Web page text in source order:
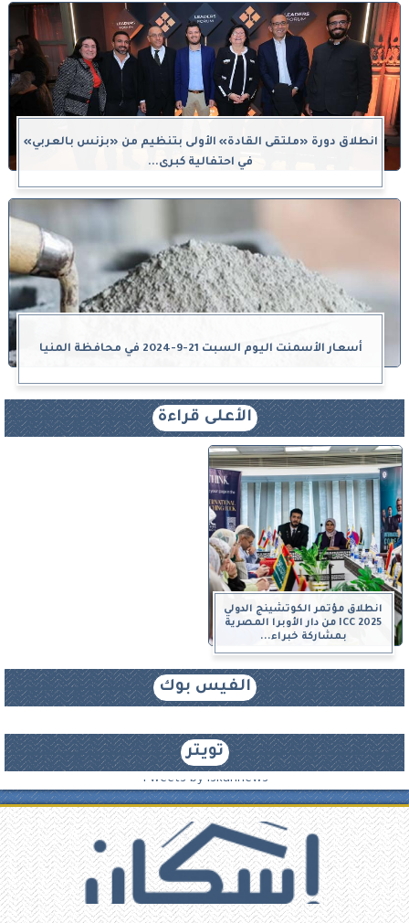
انطلاق دورة «ملتقى القادة» الأولى بتنظيم من «بزنس بالعربي»
في احتفالية كبرى...
أسعار الأسمنت اليوم السبت 21-9-2024 في محافظة المنيا
الأعلى قراءة
انطلاق مؤتمر الكوتشينج الدولي
ICC 2025 من دار الأوبرا المصرية
بمشاركة خبراء...
الفيس بوك
تويتر
Tweets by iskannews